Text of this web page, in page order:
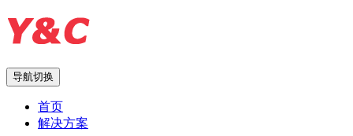
导航切换
首页
解决方案